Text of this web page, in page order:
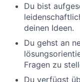
Du bist
deinen Ideen.
Du gehst an
Fragen zu
Du verfügst